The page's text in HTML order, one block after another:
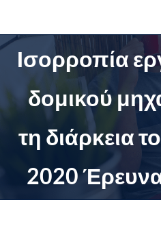
περιεχόμενο
Ισορροπία
δομικού
τη διάρκεια
2020 Έρευνα